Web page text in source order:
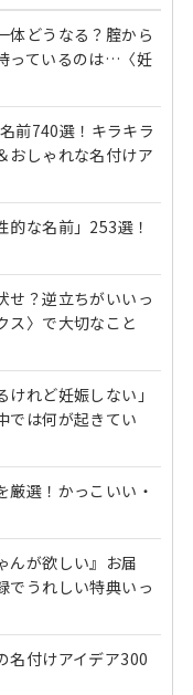
体どうなる？腟から
っているのは…〈妊
前740選！キラキラ
おしゃれな名付けア
的な名前」253選！
せ？逆立ちがいいっ
ス〉で大切なこと
けれど妊娠しない」
では何が起きてい
厳選！かっこいい・
んが欲しい』お届
でうれしい特典いっ
付けアイデア300